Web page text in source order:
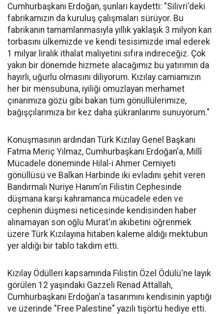
Cumhurbaşkanı Erdoğan, şunları kaydetti: "Silivri'deki
fabrikamızın da kuruluş çalışmaları sürüyor. Bu
fabrikanın tamamlanmasıyla yıllık yaklaşık 3 milyon kan
torbasını ülkemizde ve kendi tesisimizde imal ederek
1 milyar liralık ithalat maliyetini sıfıra indireceğiz. Çok
yakın bir dönemde hizmete alacağımız bu yatırımın da
hayırlı, uğurlu olmasını diliyorum. Kızılay camiamızın
her bir mensubuna, iyiliği omuzlayan merhamet
çınarımıza gözü gibi bakan tüm gönüllülerimize,
bağışçılarımıza bir kez daha şükranlarımı sunuyorum."
Konuşmasının ardından Türk Kızılay Genel Başkanı
Fatma Meriç Yılmaz, Cumhurbaşkanı Erdoğan'a, Millî
Mücadele döneminde Hilal-i Ahmer Cemiyeti
gönüllüsü ve Balkan Harbinde iki evladını şehit veren
Bandırmalı Nuriye Hanım'ın Filistin Cephesinde
düşmana karşı kahramanca mücadele eden ve
cephenin düşmesi neticesinde kendisinden haber
alınamayan son oğlu Murat'ın akıbetini öğrenmek
üzere Türk Kızılayına hitaben kaleme aldığı mektubun
yer aldığı bir tablo takdim etti.
Kızılay Ödülleri kapsamında Filistin Özel Ödülü'ne layık
görülen 12 yaşındaki Gazzeli Renad Attallah,
Cumhurbaşkanı Erdoğan'a tasarımını kendisinin yaptığı
ve üzerinde "Free Palestine" yazılı tişörtü hediye etti.